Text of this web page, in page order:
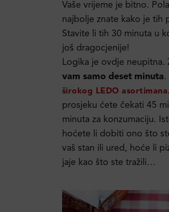
Vaše vrijeme je bitno.
najbolje znate kako je tih
Stavite li tih 30 minuta u
još dragocjenije!
Logika je ovdje neupitna.
vam samo deset minuta.
širokog LEDO asortimana
prosjeku ćete čekati 45
minuta za konzumaciju.
hoćete li dobiti ono što
vaš stan ili ured, hoće li
jaje kao što ste tražili…